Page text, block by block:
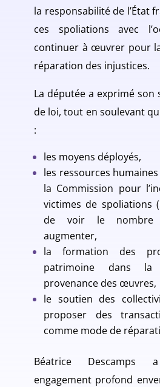
la responsabilité de l’État
ces spoliations avec
continuer à œuvrer pour
réparation des injustices.
La députée a exprimé
de loi, tout en soulevant
:
les moyens déployés,
les ressources
la Commission pour
victimes de spoliations
de voir le nombre
augmenter,
la formation des
patrimoine dans la
provenance des œuvres,
le soutien des
proposer des
comme mode de
Béatrice
engagement profond